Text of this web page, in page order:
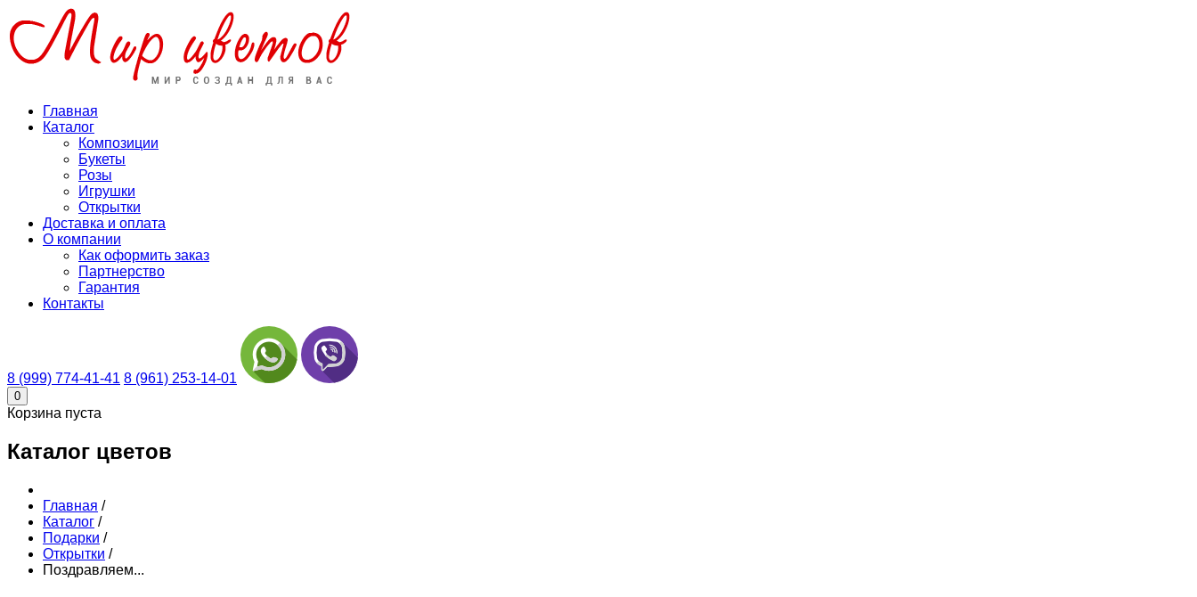
Главная
Каталог
Композиции
Букеты
Розы
Игрушки
Открытки
Доставка и оплата
О компании
Как оформить заказ
Партнерство
Гарантия
Контакты
8 (999) 774-41-41 8 (961) 253-14-01
0
Корзина пуста
Каталог цветов
Главная /
Каталог /
Подарки /
Открытки /
Поздравляем...